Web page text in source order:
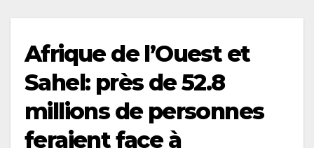
Afrique de l’Ouest et
Sahel: près de 52.8
millions de personnes
feraient face à